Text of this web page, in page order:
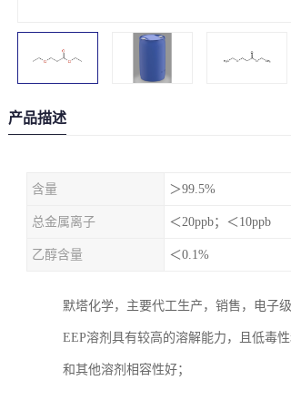
产品描述
含量 ＞99.5%
总金属离子 ＜20ppb；＜10ppb
乙醇含量 ＜0.1%
默塔化学，主要代工生产，销售，电子
EEP溶剂具有较高的溶解能力，且低毒
和其他溶剂相容性好；